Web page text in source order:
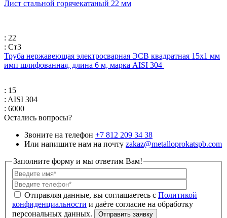
Лист стальной горячекатаный 22 мм
: 22
: Ст3
Труба нержавеющая электросварная ЭСВ квадратная 15х1 мм
имп шлифованная, длина 6 м, марка AISI 304
: 15
: AISI 304
: 6000
Остались вопросы?
Звоните на телефон +7 812 209 34 38
Или напишите нам на почту zakaz@metalloprokatspb.com
Заполните форму и мы ответим Вам!
Политикой
конфиденциальности